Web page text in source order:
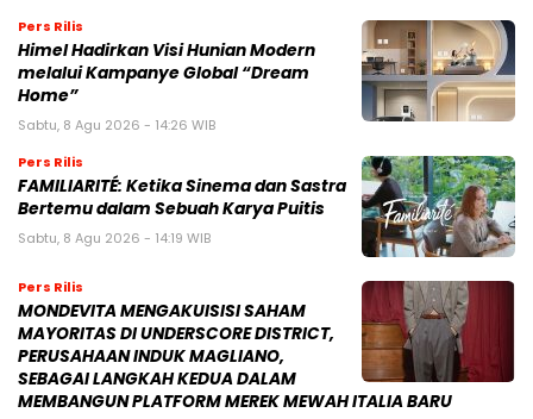
Pers Rilis
Himel Hadirkan Visi Hunian Modern
melalui Kampanye Global “Dream
Home”
Sabtu, 8 Agu 2026 - 14:26 WIB
Pers Rilis
FAMILIARITÉ: Ketika Sinema dan Sastra
Bertemu dalam Sebuah Karya Puitis
Sabtu, 8 Agu 2026 - 14:19 WIB
Pers Rilis
MONDEVITA MENGAKUISISI SAHAM
MAYORITAS DI UNDERSCORE DISTRICT,
PERUSAHAAN INDUK MAGLIANO,
SEBAGAI LANGKAH KEDUA DALAM
MEMBANGUN PLATFORM MEREK MEWAH ITALIA BARU